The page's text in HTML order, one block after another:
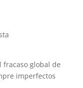
fracaso global de
imperfectos